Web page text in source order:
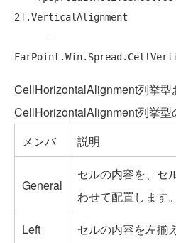
2].VerticalAlignment
CellHorizontalAlignment列挙型
CellHorizontalAlignment列挙型
メンバ
説明
General
セルの内容を、セ
わせて配置します。
Left
セルの内容を左揃